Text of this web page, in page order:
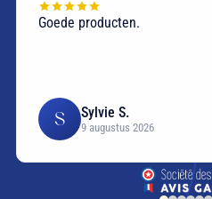
Goede producten.
S Sylvie S.
9 augustus 2026